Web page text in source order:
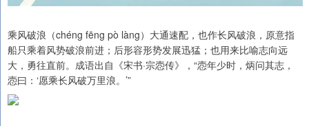
乘风破浪（chéng fēng pò làng）大通速配，也作长风破浪，原意指
船只乘着风势破浪前进；后形容形势发展迅猛；也用来比喻志向远
大，勇往直前。成语出自《宋书·宗悫传》，“悫年少时，炳问其志，
悫曰：‘愿乘长风破万里浪。’”